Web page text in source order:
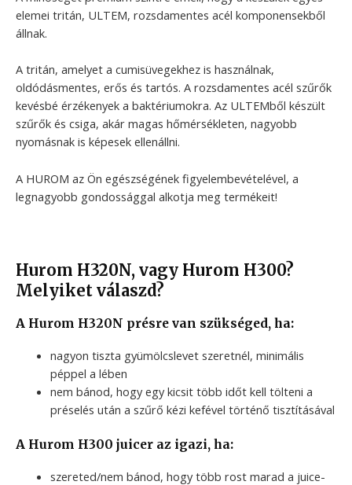
elemei tritán, ULTEM, rozsdamentes acél komponensekből
állnak.
A tritán, amelyet a cumisüvegekhez is használnak,
oldódásmentes, erős és tartós. A rozsdamentes acél szűrők
kevésbé érzékenyek a baktériumokra. Az ULTEMből készült
szűrők és csiga, akár magas hőmérsékleten, nagyobb
nyomásnak is képesek ellenállni.
A HUROM az Ön egészségének figyelembevételével, a
legnagyobb gondossággal alkotja meg termékeit!
Hurom H320N, vagy Hurom H300?
Melyiket válaszd?
A Hurom H320N présre van szükséged, ha:
nagyon tiszta gyümölcslevet szeretnél, minimális
péppel a lében
nem bánod, hogy egy kicsit több időt kell tölteni a
préselés után a szűrő kézi kefével történő tisztításával
A Hurom H300 juicer az igazi, ha:
szereted/nem bánod, hogy több rost marad a juice-